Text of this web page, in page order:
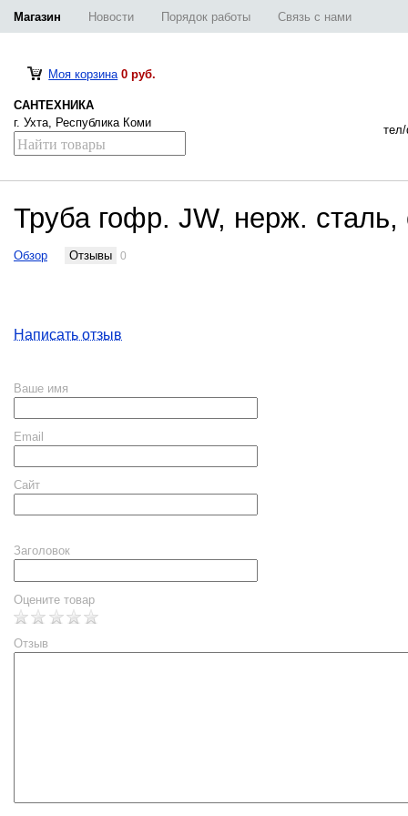
Магазин Новости Порядок работы Связь с нами
Моя корзина 0 руб.
САНТЕХНИКА
г. Ухта, Республика Коми
Труба гофр. JW, нерж.
Обзор Отзывы 0
Написать отзыв
Ваше имя
Email
Сайт
Заголовок
Оцените товар
Отзыв